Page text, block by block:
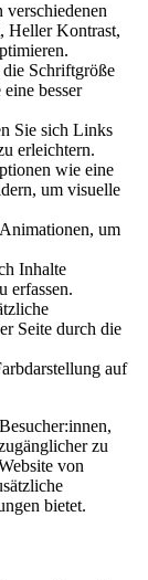
verschiedenen
Heller Kontrast,
die Schriftgröße
besser
Sie sich Links
erleichtern.
wie eine
um visuelle
um
Inhalte
erfassen.
Seite durch die
auf
zu
von
bietet.